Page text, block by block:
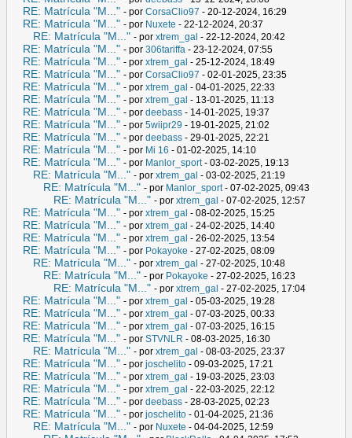
RE: Matrícula "M..." - por CorsaClio97 - 20-12-2024, 16:29
RE: Matrícula "M..." - por Nuxete - 22-12-2024, 20:37
RE: Matrícula "M..." - por xtrem_gal - 22-12-2024, 20:42
RE: Matrícula "M..." - por 306tariffa - 23-12-2024, 07:55
RE: Matrícula "M..." - por xtrem_gal - 25-12-2024, 18:49
RE: Matrícula "M..." - por CorsaClio97 - 02-01-2025, 23:35
RE: Matrícula "M..." - por xtrem_gal - 04-01-2025, 22:33
RE: Matrícula "M..." - por xtrem_gal - 13-01-2025, 11:13
RE: Matrícula "M..." - por deebass - 14-01-2025, 19:37
RE: Matrícula "M..." - por 5wiipr29 - 19-01-2025, 21:02
RE: Matrícula "M..." - por deebass - 29-01-2025, 22:21
RE: Matrícula "M..." - por Mi 16 - 01-02-2025, 14:10
RE: Matrícula "M..." - por Manlor_sport- 03-02-2025, 19:13
RE: Matrícula "M..." - por xtrem_gal - 03-02-2025, 21:19
RE: Matrícula "M..." - por Manlor_sport- 07-02-2025, 09:43
RE: Matrícula "M..." - por xtrem_gal - 07-02-2025, 12:57
RE: Matrícula "M..." - por xtrem_gal - 08-02-2025, 15:25
RE: Matrícula "M..." - por xtrem_gal - 24-02-2025, 14:40
RE: Matrícula "M..." - por xtrem_gal - 26-02-2025, 13:54
RE: Matrícula "M..." - por Pokayoke - 27-02-2025, 08:09
RE: Matrícula "M..." - por xtrem_gal - 27-02-2025, 10:48
RE: Matrícula "M..." - por Pokayoke - 27-02-2025, 16:23
RE: Matrícula "M..." - por xtrem_gal - 27-02-2025, 17:04
RE: Matrícula "M..." - por xtrem_gal - 05-03-2025, 19:28
RE: Matrícula "M..." - por xtrem_gal - 07-03-2025, 00:33
RE: Matrícula "M..." - por xtrem_gal - 07-03-2025, 16:15
RE: Matrícula "M..." - por STVNLR - 08-03-2025, 16:30
RE: Matrícula "M..." - por xtrem_gal - 08-03-2025, 23:37
RE: Matrícula "M..." - por joschelito - 09-03-2025, 17:21
RE: Matrícula "M..." - por xtrem_gal - 19-03-2025, 23:03
RE: Matrícula "M..." - por xtrem_gal - 22-03-2025, 22:12
RE: Matrícula "M..." - por deebass - 28-03-2025, 02:23
RE: Matrícula "M..." - por joschelito - 01-04-2025, 21:36
RE: Matrícula "M..." - por Nuxete - 04-04-2025, 12:59